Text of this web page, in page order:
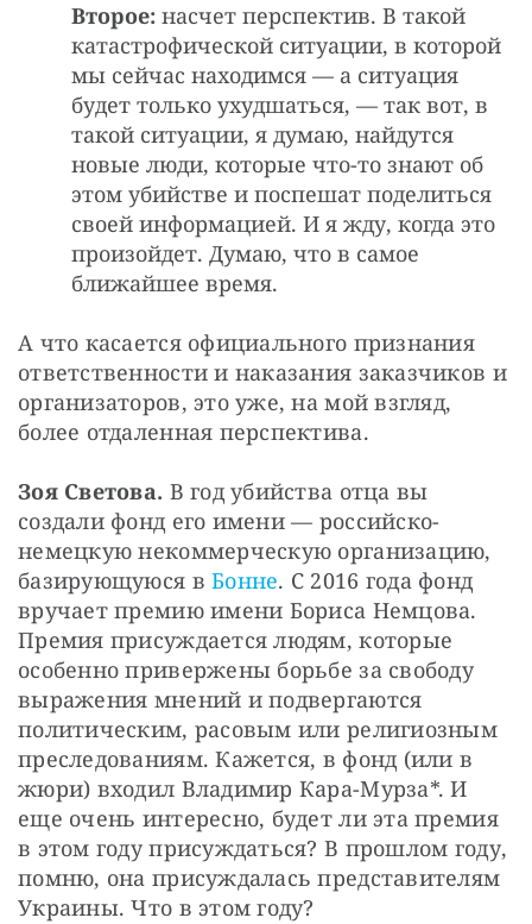
Второе: насчет перспектив. В такой
катастрофической ситуации, в которой
мы сейчас находимся — а ситуация
будет только ухудшаться, — так вот, в
такой ситуации, я думаю, найдутся
новые люди, которые что-то знают об
этом убийстве и поспешат поделиться
своей информацией. И я жду, когда это
произойдет. Думаю, что в самое
ближайшее время.
А что касается официального признания
ответственности и наказания заказчиков и
организаторов, это уже, на мой взгляд,
более отдаленная перспектива.
Зоя Светова. В год убийства отца вы
создали фонд его имени — российско-
немецкую некоммерческую организацию,
базирующуюся в Бонне. С 2016 года фонд
вручает премию имени Бориса Немцова.
Премия присуждается людям, которые
особенно привержены борьбе за свободу
выражения мнений и подвергаются
политическим, расовым или религиозным
преследованиям. Кажется, в фонд (или в
жюри) входил Владимир Кара-Мурза*. И
еще очень интересно, будет ли эта премия
в этом году присуждаться? В прошлом году,
помню, она присуждалась представителям
Украины. Что в этом году?